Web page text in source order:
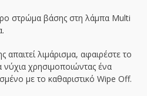
στρώμα βάσης στη λάμπα Multi
απαιτεί λιμάρισμα, αφαιρέστε το
χρησιμοποιώντας ένα
με το καθαριστικό Wipe Off.